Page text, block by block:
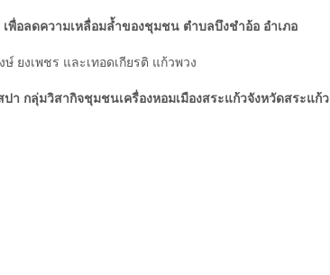
พื่อลดความเหลื่อมล้ำของชุมชน ตำบลบึงชำอ้อ อำเภอ
งเพชร และเทอดเกียรติ แก้วพวง
กลุ่มวิสากิจชุมชนเครื่องหอมเมืองสระแก้วจังหวัดสระแก้ว